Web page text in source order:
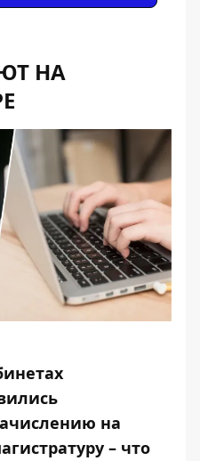
НА
на
– что